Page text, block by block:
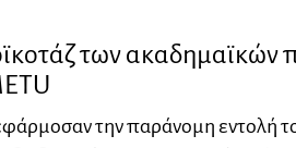
των ακαδημαϊκών
την παράνομη εντολή